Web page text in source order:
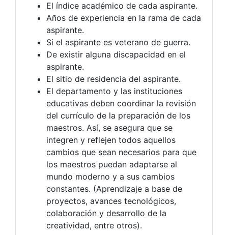
El índice académico de cada aspirante.
Años de experiencia en la rama de cada
aspirante.
Si el aspirante es veterano de guerra.
De existir alguna discapacidad en el
aspirante.
El sitio de residencia del aspirante.
El departamento y las instituciones
educativas deben coordinar la revisión
del currículo de la preparación de los
maestros. Así, se asegura que se
integren y reflejen todos aquellos
cambios que sean necesarios para que
los maestros puedan adaptarse al
mundo moderno y a sus cambios
constantes. (Aprendizaje a base de
proyectos, avances tecnológicos,
colaboración y desarrollo de la
creatividad, entre otros).